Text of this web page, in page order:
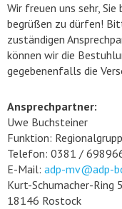
Wir freuen uns sehr,
begrüßen zu dürfen!
zuständigen
können wir die
gegebenenfalls die
Ansprechpartner:
Uwe Buchsteiner
Funktion:
Telefon: 0381 /
E-Mail: adp-mv@adp-
Kurt-Schumacher-Ring
18146 Rostock